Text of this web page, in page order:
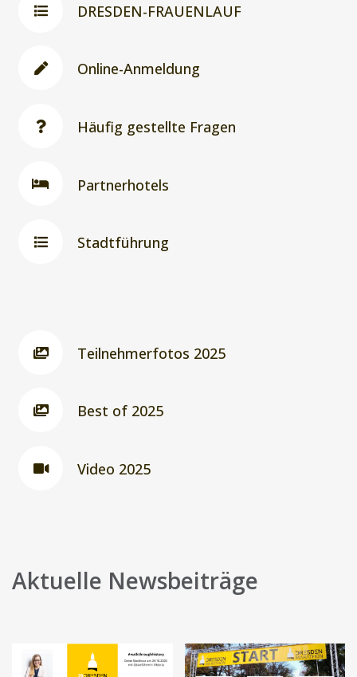
DRESDEN-FRAUENLAUF
Online-Anmeldung
Häufig gestellte Fragen
Partnerhotels
Stadtführung
Teilnehmerfotos 2025
Best of 2025
Video 2025
Aktuelle Newsbeiträge